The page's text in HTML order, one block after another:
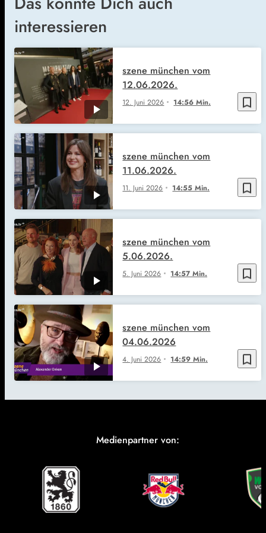
interessieren
bookmark_border
12. Juni 2026 14:56 Min.
szene münchen vom
12.06.2026.
bookmark_border
11. Juni 2026 14:55 Min.
szene münchen vom
11.06.2026.
bookmark_border
5. Juni 2026 14:57 Min.
szene münchen vom
5.06.2026.
bookmark_border
4. Juni 2026 14:59 Min.
szene münchen vom
04.06.2026
Medienpartner von: